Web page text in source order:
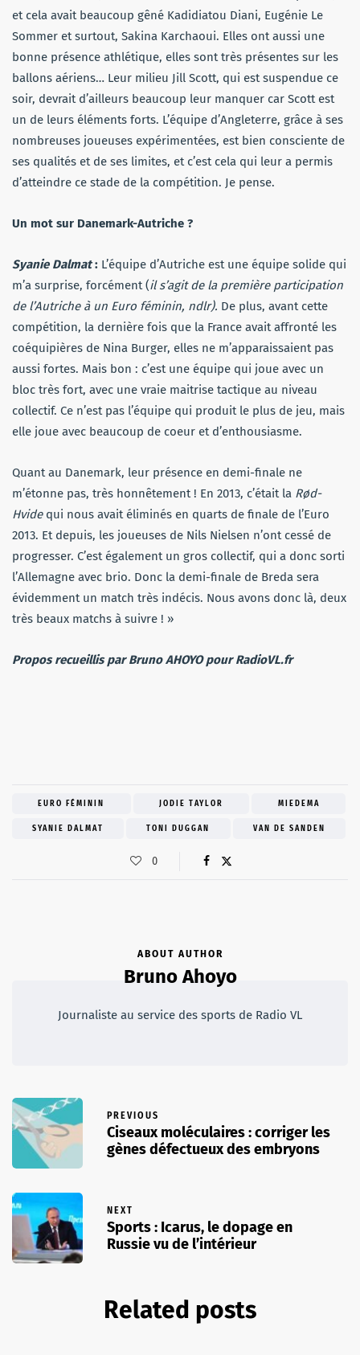
et cela avait beaucoup gêné Kadidiatou Diani, Eugénie Le
Sommer et surtout, Sakina Karchaoui. Elles ont aussi une
bonne présence athlétique, elles sont très présentes sur les
ballons aériens… Leur milieu Jill Scott, qui est suspendue ce
soir, devrait d’ailleurs beaucoup leur manquer car Scott est
un de leurs éléments forts. L’équipe d’Angleterre, grâce à ses
nombreuses joueuses expérimentées, est bien consciente de
ses qualités et de ses limites, et c’est cela qui leur a permis
d’atteindre ce stade de la compétition. Je pense.
Un mot sur Danemark-Autriche ?
Syanie Dalmat: L’équipe d’Autriche est une équipe solide qui
m’a surprise, forcément (il s’agit de la première participation
de l’Autriche à un Euro féminin, ndlr). De plus, avant cette
compétition, la dernière fois que la France avait affronté les
coéquipières de Nina Burger, elles ne m’apparaissaient pas
aussi fortes. Mais bon : c’est une équipe qui joue avec un
bloc très fort, avec une vraie maitrise tactique au niveau
collectif. Ce n’est pas l’équipe qui produit le plus de jeu, mais
elle joue avec beaucoup de coeur et d’enthousiasme.
Quant au Danemark, leur présence en demi-finale ne
m’étonne pas, très honnêtement ! En 2013, c’était la Rød-
Hvide qui nous avait éliminés en quarts de finale de l’Euro
2013. Et depuis, les joueuses de Nils Nielsen n’ont cessé de
progresser. C’est également un gros collectif, qui a donc sorti
l’Allemagne avec brio. Donc la demi-finale de Breda sera
évidemment un match très indécis. Nous avons donc là, deux
très beaux matchs à suivre ! »
Propos recueillis par Bruno AHOYO pour RadioVL.fr
EURO FÉMININ JODIE TAYLOR MIEDEMA
SYANIE DALMAT TONI DUGGAN VAN DE SANDEN
0
ABOUT AUTHOR
Bruno Ahoyo
Journaliste au service des sports de Radio VL
PREVIOUS
Ciseaux moléculaires : corriger les
gènes défectueux des embryons
NEXT
Sports : Icarus, le dopage en
Russie vu de l’intérieur
Related posts